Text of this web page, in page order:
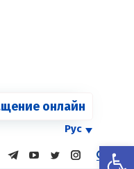
онлайн
Рус
СТРАНИЦАСТРАНИЦАСТРАНИЦАСТРАНИЦА